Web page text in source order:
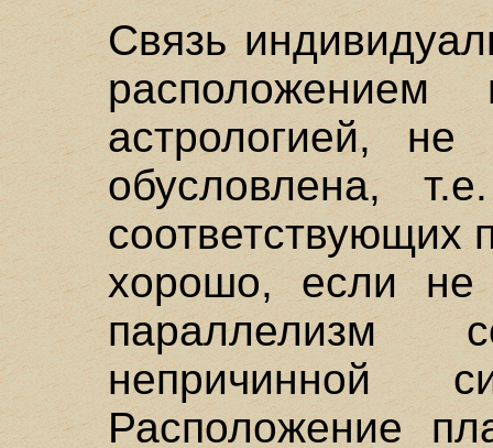
Связь
расположением
астрологией, не
обусловлена,
соответствующих
хорошо, если не
непричинной
Расположение